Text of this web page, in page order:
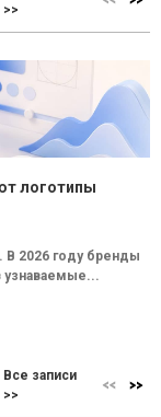
>>
логотипы
В 2026 году бренды
узнаваемые...
Все записи
>>